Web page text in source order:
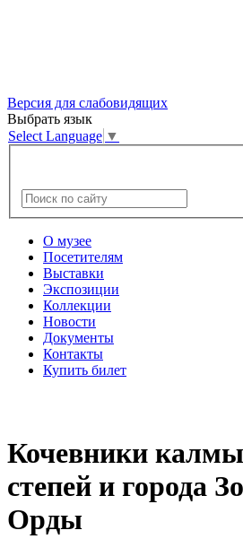
Версия для слабовидящих
Выбрать язык
Select Language ▼
О музее
Посетителям
Выставки
Экспозиции
Коллекции
Новости
Документы
Контакты
Купить билет
Кочевники
степей и города
Орды